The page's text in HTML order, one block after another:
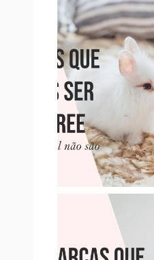
13 MARCAS
SER
QUE